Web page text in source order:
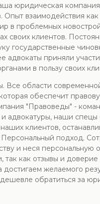
юридическая
Опыт взаимодействия
в проблемных
своих клиентов.
государственные
приняли
в пользу своих
области
обеспечит
"Правоведы" -
адвокатуры, наши
клиентов,
подход.
и неся
как отзывы и
желаемого
обратиться за